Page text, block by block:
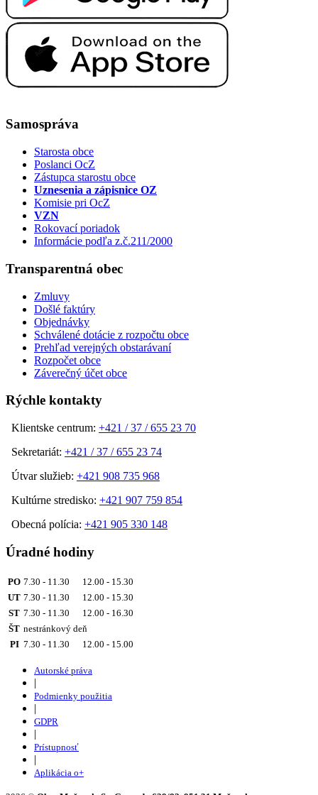
Samospráva
Starosta obce
Poslanci OcZ
Zástupca starostu obce
Uznesenia a zápisnice OZ
Komisie pri OcZ
VZN
Rokovací poriadok
Informácie podľa z.č.211/2000
Transparentná obec
Zmluvy
Došlé faktúry
Objednávky
Schválené dotácie z rozpočtu obce
Prehľad verejných obstarávaní
Rozpočet obce
Záverečný účet obce
Rýchle kontakty
Klientske centrum: +421 / 37 / 655 23 70
Sekretariát: +421 / 37 / 655 23 74
Útvar služieb: +421 908 735 968
Kultúrne stredisko: +421 907 759 854
Obecná polícia: +421 905 330 148
Úradné hodiny
PO 7.30 - 11.30 12.00 - 15.30
UT 7.30 - 11.30 12.00 - 15.30
ST 7.30 - 11.30 12.00 - 16.30
ŠT nestránkový deň
PI 7.30 - 11.30 12.00 - 15.00
Autorské práva
|
Podmienky použitia
|
GDPR
|
Prístupnosť
|
Aplikácia o+